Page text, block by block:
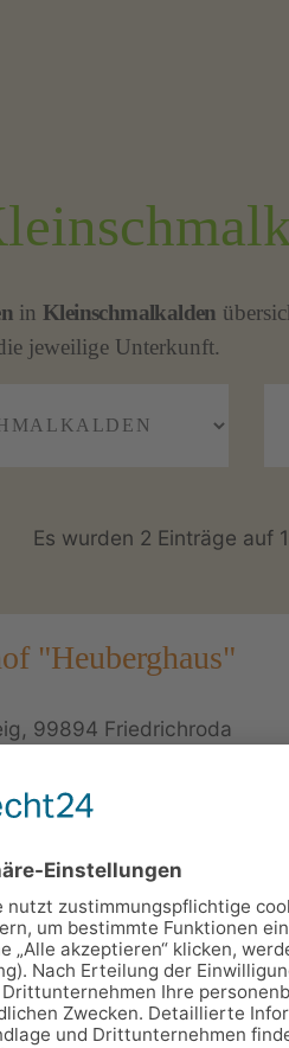
in Kleinschmalkalden
jeweilige Unterkunft.
Es wurden 2 Einträge auf
"Heuberghaus"
99894 Friedrichroda
"Heuberghaus" befindet
Wald. Das Haus
für 2 bis 4 Personen und